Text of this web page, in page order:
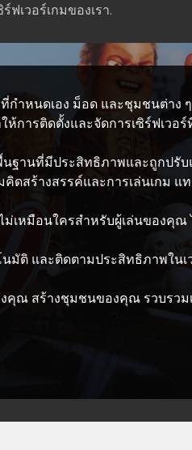
เวอร์เกมของเรา.
หนดเอง ม็อด และชุมชนต่าง ๆ
ารติดตั้งและจัดการเซิร์ฟเวอร์
นฐานที่มีประสิทธิภาพและถูกปรับ
ดสร้างสรรค์และการเล่นเกม แ
ม่เหมือนใครสำหรับผู้เล่นของคุ
มัติ และติดตามประสิทธิภาพใน
คุณ สร้างชุมชนของคุณ รวบรว